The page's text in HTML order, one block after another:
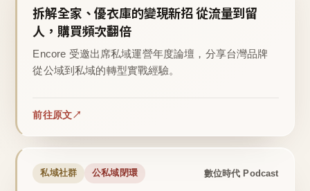
拆解全家、優衣庫的變現新招 從流量到留
人，購買頻次翻倍
Encore 受邀出席私域運營年度論壇，分享台灣品牌
從公域到私域的轉型實戰經驗。
前往原文
私域社群 公私域閉環 數位時代 Podcast